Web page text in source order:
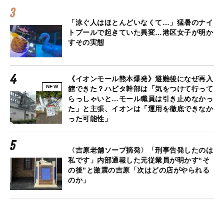
「泳ぐ人はほとんどいなくて…」猛暑のナイ
トプールで起きていた異変…港区女子が明か
すその実態
NEW
《イオンモール熊本爆発》避難後になぜ再入
館できた？ハビタ幹部は「気をつけて行って
らっしゃいと…モール職員は引き止めなかっ
た」と主張、イオンは「運用を徹底できなか
った可能性」
〈吉原老舗ソープ摘発〉「刑事告発したのは
私です」内部通報した元従業員が明かす“そ
の後”と激震の吉原「次はどの店がやられる
のか」